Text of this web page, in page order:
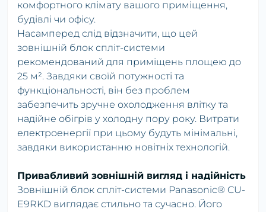
комфортного клімату вашого приміщення,
будівлі чи офісу.
Насамперед слід відзначити, що цей
зовнішній блок спліт-системи
рекомендований для приміщень площею до
25 м². Завдяки своїй потужності та
функціональності, він без проблем
забезпечить зручне охолодження влітку та
надійне обігрів у холодну пору року. Витрати
електроенергії при цьому будуть мінімальні,
завдяки використанню новітніх технологій.
Привабливий зовнішній вигляд і надійність
Зовнішній блок спліт-системи Panasonic® CU-
E9RKD виглядає стильно та сучасно. Його